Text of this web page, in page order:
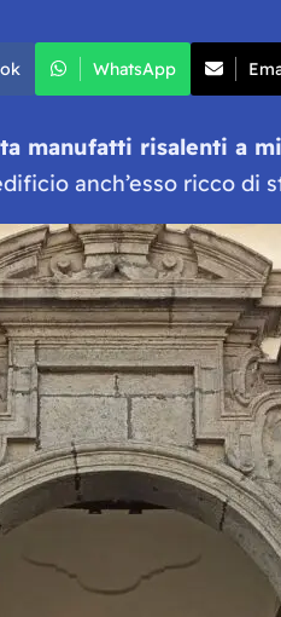
WhatsApp
manufatti risalenti a
anch’esso ricco di